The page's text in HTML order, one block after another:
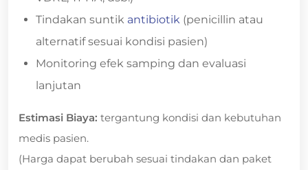
Tindakan suntik antibiotik (penicillin atau
alternatif sesuai kondisi pasien)
Monitoring efek samping dan evaluasi
lanjutan
Estimasi Biaya: tergantung kondisi dan kebutuhan
medis pasien.
(Harga dapat berubah sesuai tindakan dan paket